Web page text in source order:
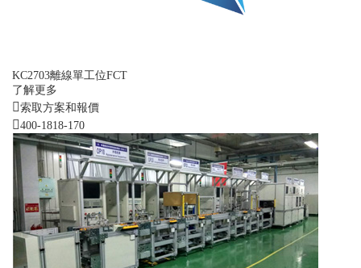
KC2703離線單工位FCT
了解更多
索取方案和報價
400-1818-170